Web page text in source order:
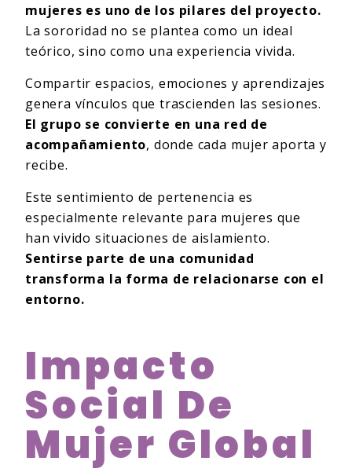
mujeres es uno de los pilares del proyecto.
La sororidad no se plantea como un ideal
teórico, sino como una experiencia vivida.
Compartir espacios, emociones y aprendizajes
genera vínculos que trascienden las sesiones.
El grupo se convierte en una red de
acompañamiento, donde cada mujer aporta y
recibe.
Este sentimiento de pertenencia es
especialmente relevante para mujeres que
han vivido situaciones de aislamiento.
Sentirse parte de una comunidad
transforma la forma de relacionarse con el
entorno.
Impacto
Social De
Mujer Global